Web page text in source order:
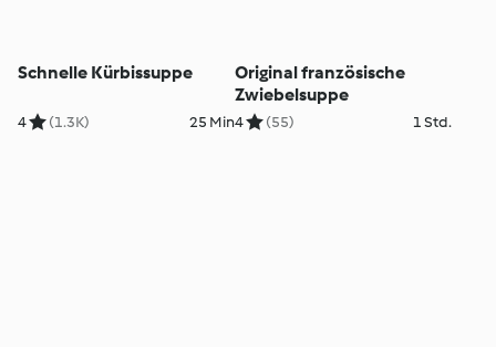
Schnelle Kürbissuppe
4 (1.3K) 25 Min
Original französische
Zwiebelsuppe
4 (55) 1 Std.